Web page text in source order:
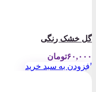
گل خشک رنگی
۶۰,۰۰۰تومان
افزودن به سبد خرید